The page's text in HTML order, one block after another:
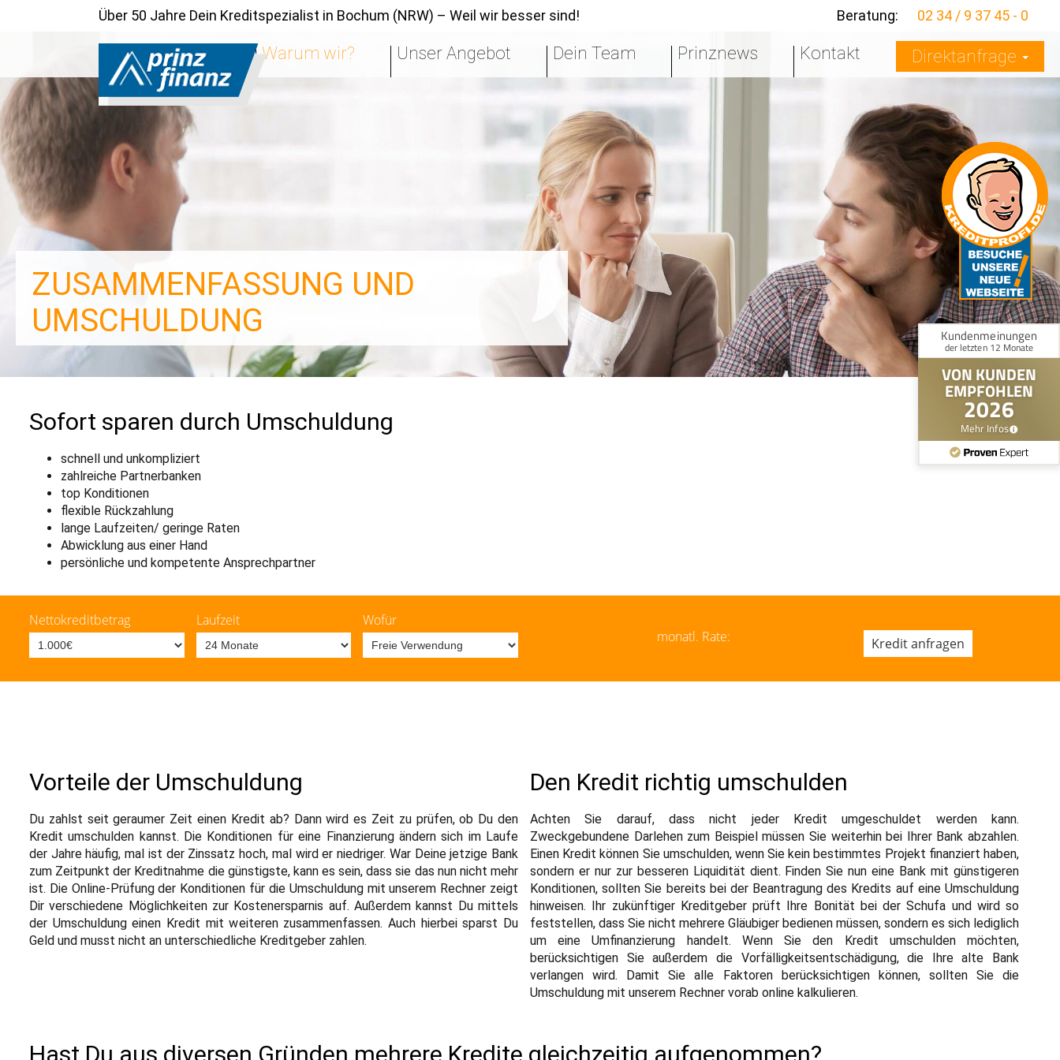
Über 50 Jahre Dein Kreditspezialist in Bochum (NRW) – Weil wir besser sind! Beratung: 02 34 / 9 37 45 - 0
Warum wir? Unser Angebot Dein Team Prinznews Kontakt Direktanfrage
ZUSAMMENFASSUNG UND
UMSCHULDUNG
Sofort sparen durch Umschuldung
schnell und unkompliziert
zahlreiche Partnerbanken
top Konditionen
flexible Rückzahlung
lange Laufzeiten/ geringe Raten
Abwicklung aus einer Hand
persönliche und kompetente Ansprechpartner
Nettokreditbetrag Laufzeit
Wofür
monatl. Rate:
Kredit anfragen
Vorteile der Umschuldung
Du zahlst seit geraumer Zeit einen Kredit ab? Dann wird es Zeit zu prüfen, ob Du den
Kredit umschulden kannst. Die Konditionen für eine Finanzierung ändern sich im Laufe
der Jahre häufig, mal ist der Zinssatz hoch, mal wird er niedriger. War Deine jetzige Bank
zum Zeitpunkt der Kreditnahme die günstigste, kann es sein, dass sie das nun nicht mehr
ist. Die Online-Prüfung der Konditionen für die Umschuldung mit unserem Rechner zeigt
Dir verschiedene Möglichkeiten zur Kostenersparnis auf. Außerdem kannst Du mittels
der Umschuldung einen Kredit mit weiteren zusammenfassen. Auch hierbei sparst Du
Geld und musst nicht an unterschiedliche Kreditgeber zahlen.
Den Kredit richtig umschulden
Achten Sie darauf, dass nicht jeder Kredit umgeschuldet werden kann.
Zweckgebundene Darlehen zum Beispiel müssen Sie weiterhin bei Ihrer Bank abzahlen.
Einen Kredit können Sie umschulden, wenn Sie kein bestimmtes Projekt finanziert haben,
sondern er nur zur besseren Liquidität dient. Finden Sie nun eine Bank mit günstigeren
Konditionen, sollten Sie bereits bei der Beantragung des Kredits auf eine Umschuldung
hinweisen. Ihr zukünftiger Kreditgeber prüft Ihre Bonität bei der Schufa und wird so
feststellen, dass Sie nicht mehrere Gläubiger bedienen müssen, sondern es sich lediglich
um eine Umfinanzierung handelt. Wenn Sie den Kredit umschulden möchten,
berücksichtigen Sie außerdem die Vorfälligkeitsentschädigung, die Ihre alte Bank
verlangen wird. Damit Sie alle Faktoren berücksichtigen können, sollten Sie die
Umschuldung mit unserem Rechner vorab online kalkulieren.
Hast Du aus diversen Gründen mehrere Kredite gleichzeitig aufgenommen?
Kundenbewertungen und Erfahrungen zu